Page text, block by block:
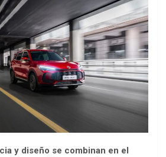
y diseño se combinan en el